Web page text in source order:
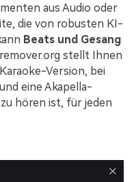
aus Audio oder
die von robusten KI-
Beats und Gesang
stellt Ihnen
Version, bei
eine Akapella-
hören ist, für jeden